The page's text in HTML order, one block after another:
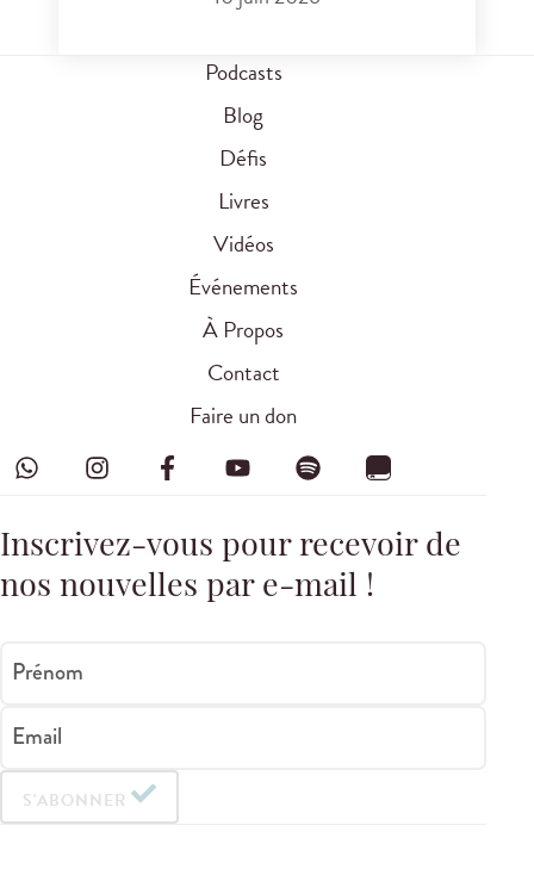
Podcasts
Blog
Défis
Livres
Vidéos
Événements
À Propos
Contact
Faire un don
Inscrivez-vous pour recevoir de
nos nouvelles par e-mail !
Prénom
Email
S'ABONNER